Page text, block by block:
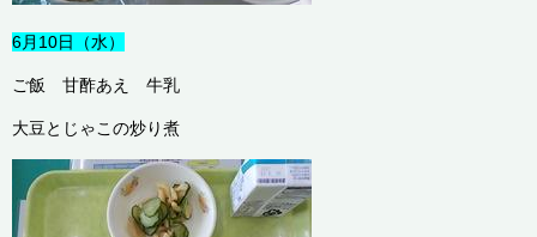
6月10日（水）
ご飯 甘酢あえ 牛乳
大豆とじゃこの炒り煮